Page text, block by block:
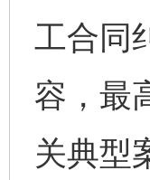
工合同
容，最
关典型